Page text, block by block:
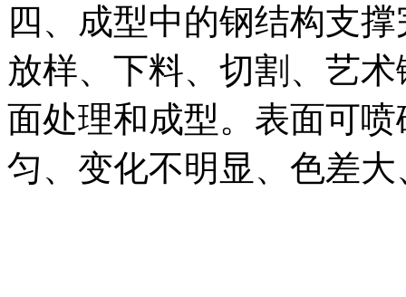
四、成型中的钢结构支
放样、下料、切割、艺
面处理和成型。表面可
匀、变化不明显、色差